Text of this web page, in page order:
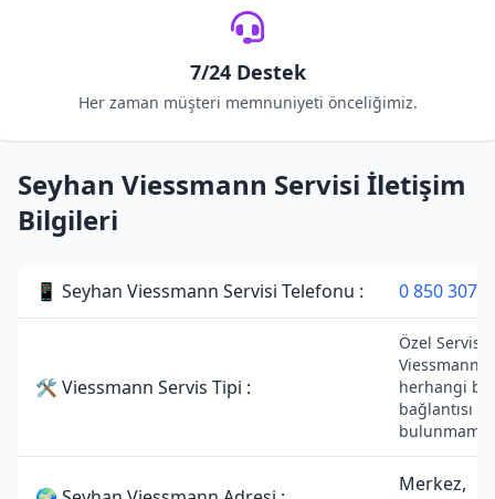
7/24 Destek
Her zaman müşteri memnuniyeti önceliğimiz.
Seyhan Viessmann Servisi İletişim
Bilgileri
📱 Seyhan Viessmann Servisi Telefonu : 0 850 307
🛠 Viessmann Servis Tipi :
Özel
Viessmann
herhangi
bağlantısı
Merkez,